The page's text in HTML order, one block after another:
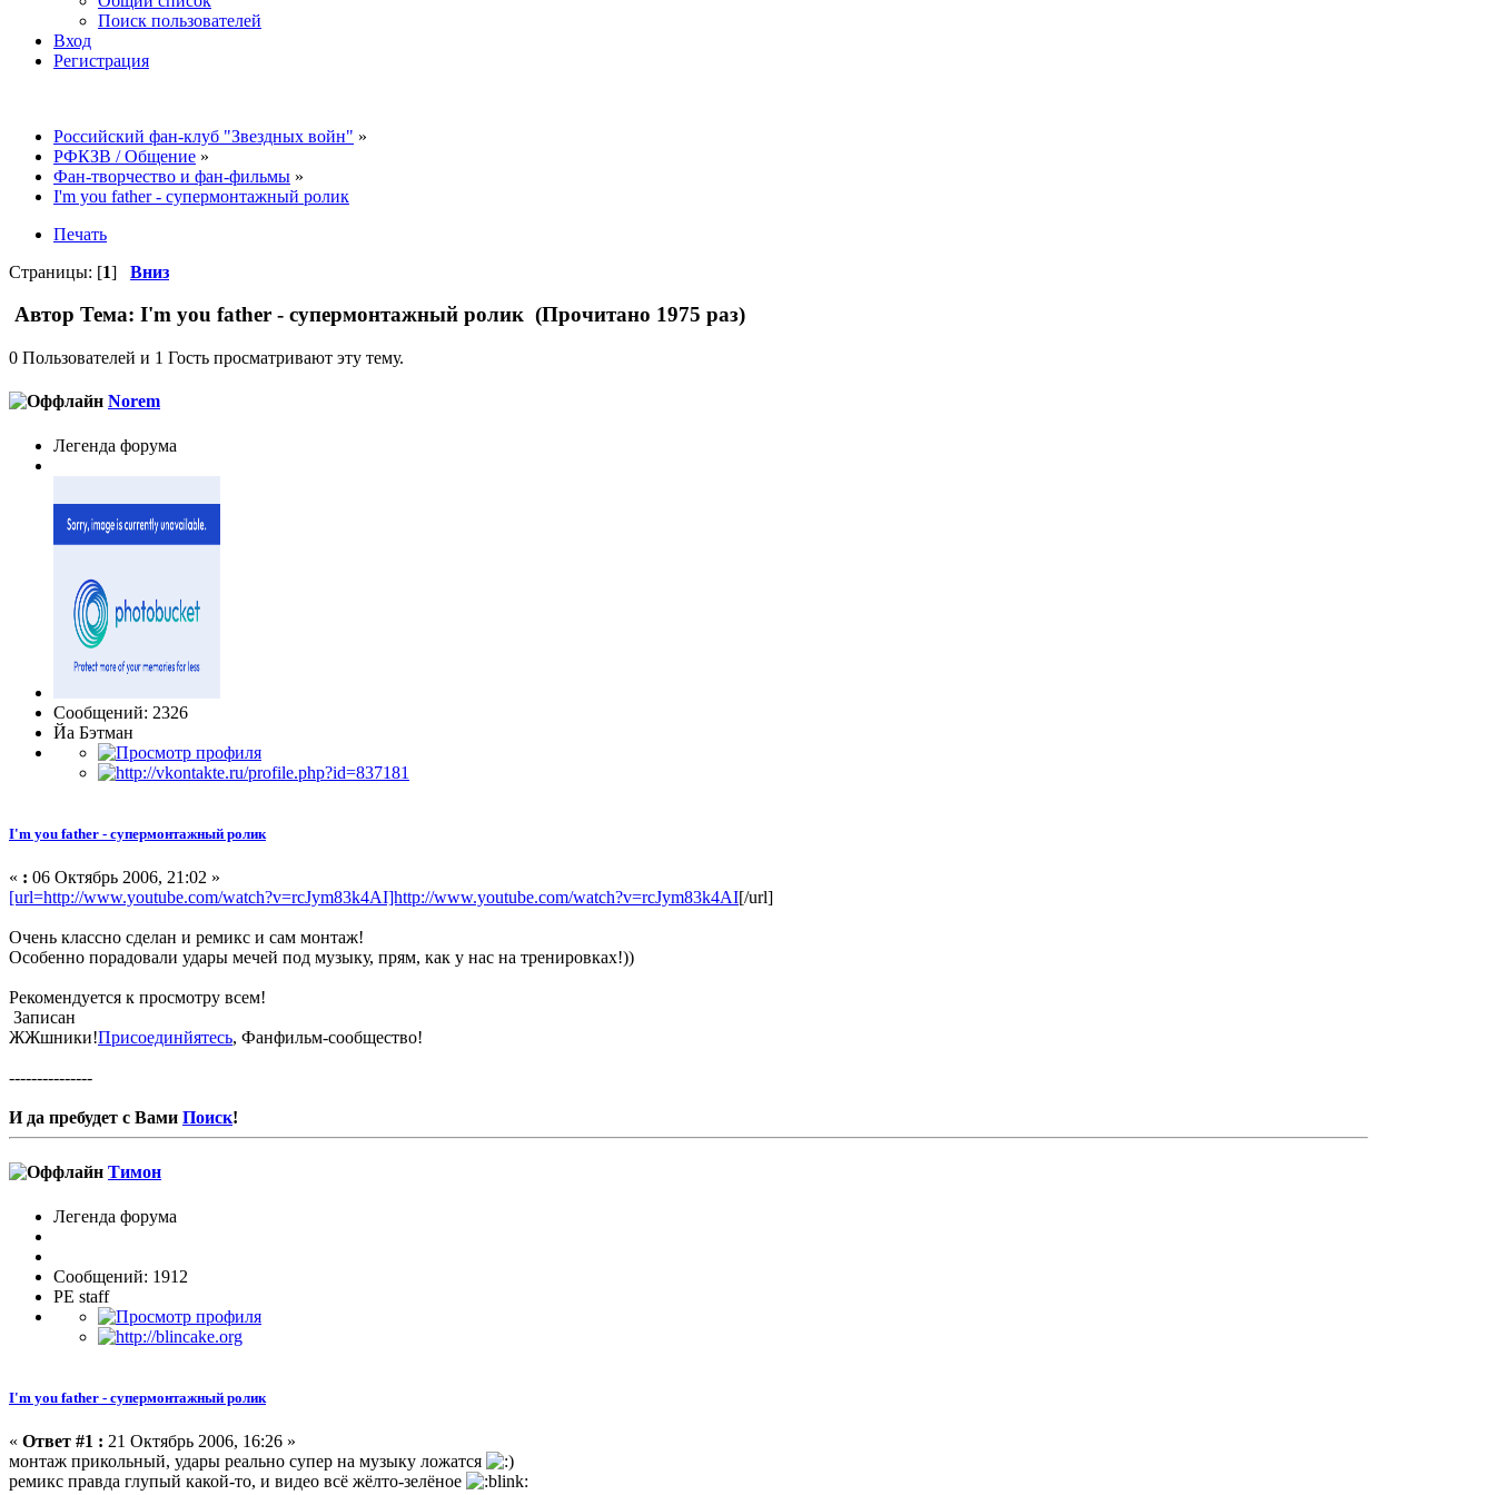
Поиск пользователей
Вход
Регистрация
Российский фан-клуб "Звездных войн" »
РФКЗВ / Общение »
Фан-творчество и фан-фильмы »
I'm you father - супермонтажный ролик
Печать
Страницы: [1] Вниз
Автор Тема: I'm you father - супермонтажный ролик (Прочитано 1975 раз)
0 Пользователей и 1 Гость просматривают эту тему.
Norem
Легенда форума
Сообщений: 2326
Йа Бэтман
I'm you father - супермонтажный ролик
« : 06 Октябрь 2006, 21:02 »
[url=http://www.youtube.com/watch?v=rcJym83k4AI]http://www.youtube.com/watch?v=rcJym83k4AI[/url]
Очень классно сделан и ремикс и сам монтаж!
Особенно порадовали удары мечей под музыку, прям, как у нас на тренировках!))
Рекомендуется к просмотру всем!
Записан
ЖЖшники!Присоединйятесь, Фанфильм-сообщество!
---------------
И да пребудет с Вами Поиск!
Тимон
Легенда форума
Сообщений: 1912
PE staff
I'm you father - супермонтажный ролик
« Ответ #1 : 21 Октябрь 2006, 16:26 »
монтаж прикольный, удары реально супер на музыку ложатся
ремикс правда глупый какой-то, и видео всё жёлто-зелёное